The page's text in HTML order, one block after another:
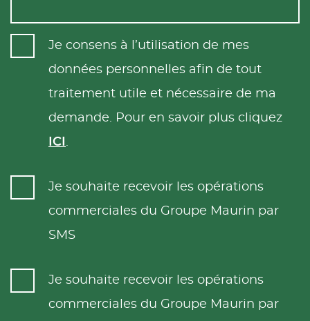
Je consens à l’utilisation de mes
données personnelles afin de tout
traitement utile et nécessaire de ma
demande. Pour en savoir plus cliquez
ICI
Je souhaite recevoir les opérations
commerciales du Groupe Maurin par
SMS
Je souhaite recevoir les opérations
commerciales du Groupe Maurin par